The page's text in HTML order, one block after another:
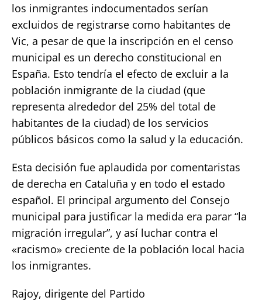
los inmigrantes indocumentados serían
excluidos de registrarse como habitantes de
Vic, a pesar de que la inscripción en el censo
municipal es un derecho constitucional en
España. Esto tendría el efecto de excluir a la
población inmigrante de la ciudad (que
representa alrededor del 25% del total de
habitantes de la ciudad) de los servicios
públicos básicos como la salud y la educación.
Esta decisión fue aplaudida por comentaristas
de derecha en Cataluña y en todo el estado
español. El principal argumento del Consejo
municipal para justificar la medida era parar “la
migración irregular”, y así luchar contra el
«racismo» creciente de la población local hacia
los inmigrantes.
Rajoy, dirigente del Partido